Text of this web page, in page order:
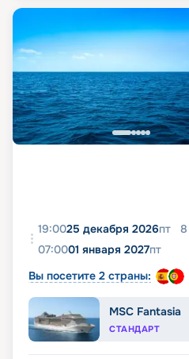
19:0025 декабря 2026пт 8
07:0001 января 2027пт
Вы посетите 2 страны:
MSC Fantasia
СТАНДАРТ